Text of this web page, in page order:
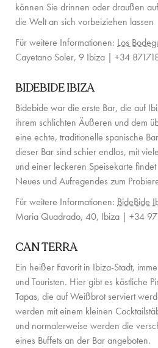
CONCIERGE
DER INSEL-GUIDE
ÜBER UNS
ÜBER UNS
VILLA-BESITZER
FAMILIENFREUNDLICH
NACHHALTIGKEIT
KONTAKT
können Sie drinnen oder draußen
die Welt an sich vorbeiziehen lassen
Für weitere Informationen: Los
Cayetano Soler, 9 Ibiza | +34
BIDEBIDE IBIZA
Bidebide war die erste Bar, die auf
ihrem schlichten Äußeren und dem
eine echte, traditionelle spanische
dieser Bar sind schier endlos, mit
und einer leckeren Speisekarte
Neues und Aufregendes zum
Für weitere Informationen: BideBide
Maria Quadrado, 40, Ibiza | +34
CAN TERRA
Ein heißer Favorit in Ibiza-Stadt,
und Touristen. Hier gibt es köstliche
Tapas, die auf Weißbrot serviert
werden mit einem kleinen
und normalerweise werden die
eines Buffets an der Bar angeboten.